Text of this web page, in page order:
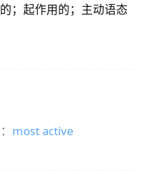
；起作用的；主动语态
most active